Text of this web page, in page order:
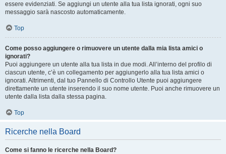
essere evidenziati. Se aggiungi un utente alla tua lista ignorati, ogni suo
messaggio sarà nascosto automaticamente.
Top
Come posso aggiungere o rimuovere un utente dalla mia lista amici o
ignorati?
Puoi aggiungere un utente alla tua lista in due modi. All’interno del profilo di
ciascun utente, c’è un collegamento per aggiungerlo alla tua lista amici o
ignorati. Altrimenti, dal tuo Pannello di Controllo Utente puoi aggiungere
direttamente un utente inserendo il suo nome utente. Puoi anche rimuovere un
utente dalla lista dalla stessa pagina.
Top
Ricerche nella Board
Come si fanno le ricerche nella Board?